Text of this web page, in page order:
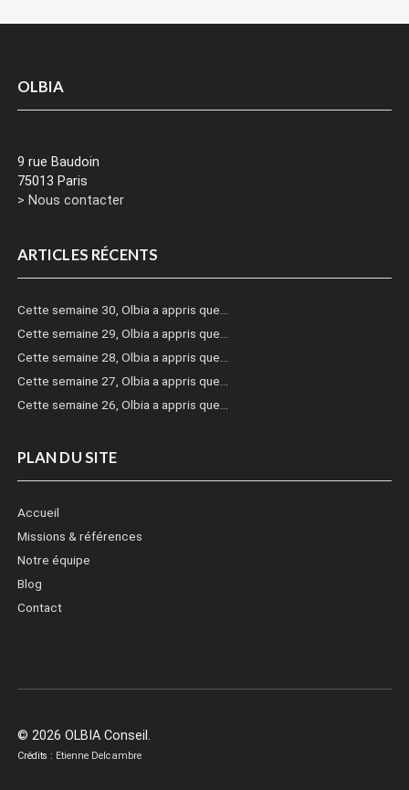
OLBIA
9 rue Baudoin
75013 Paris
> Nous contacter
ARTICLES RÉCENTS
Cette semaine 30, Olbia a appris que…
Cette semaine 29, Olbia a appris que…
Cette semaine 28, Olbia a appris que…
Cette semaine 27, Olbia a appris que…
Cette semaine 26, Olbia a appris que…
PLAN DU SITE
Accueil
Missions & références
Notre équipe
Blog
Contact
© 2026 OLBIA Conseil.
Crédits : Etienne Delcambre